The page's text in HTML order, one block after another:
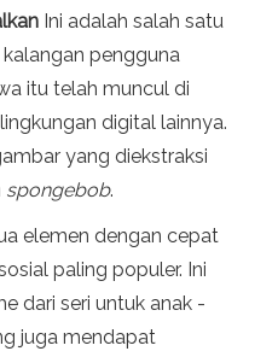
Ini adalah salah satu
pengguna
itu telah muncul di
digital lainnya.
yang diekstraksi
spongebob.
elemen dengan cepat
paling populer. Ini
dari seri untuk anak -
juga mendapat